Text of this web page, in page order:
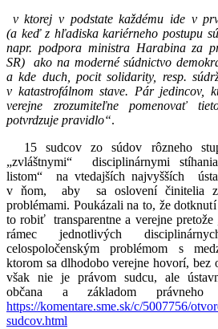
v ktorej v podstate každému ide v
(a keď z hľadiska kariérneho postupu
napr. podpora ministra Harabina za
SR) ako na moderné súdnictvo
a kde duch, pocit solidarity, resp.
v katastrofálnom stave. Pár jedincov,
verejne zrozumiteľne
pomenovať
potvrdzuje pravidlo“.
15 sudcov zo súdov rôzneho
„zvláštnymi“ disciplinárnymi
listom“ na vtedajších najvyšších
v ňom, aby sa oslovení činitelia
problémami. Poukázali na to, že
to robiť transparentne a verejne pretože
rámec jednotlivých
celospoločenským problémom s
ktorom sa dlhodobo verejne hovorí, bez
však nie je právom sudcu, ale
občana a základom
https://komentare.sme.sk/c/5007756/
sudcov.html